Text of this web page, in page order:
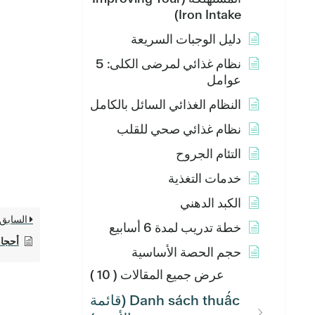
Iron Intake)
دليل الوجبات السريعة
نظام غذائي لمرضى الكلى: 5
عوامل
النظام الغذائي السائل بالكامل
نظام غذائي صحي للقلب
التئام الجروح
خدمات التغذية
الكبد الدهني
خطة تدريب لمدة 6 أسابيع
حجم الحصة الأساسية
عرض جميع المقالات ( 10 )
Danh sách thuấc (قائمة
السابق